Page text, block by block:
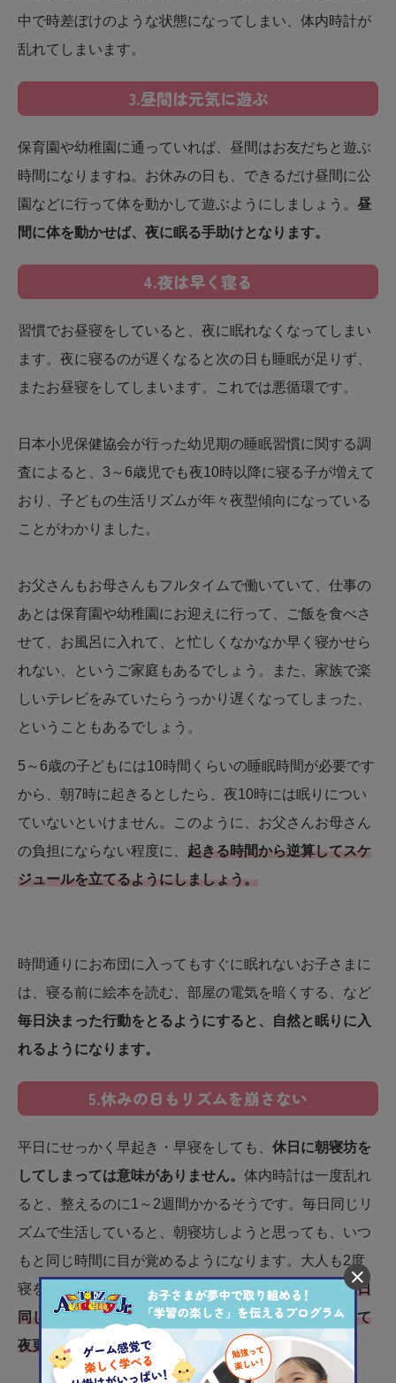
中で時差ぼけのような状態になってしまい、体内時計が
乱れてしまいます。
3.昼間は元気に遊ぶ
保育園や幼稚園に通っていれば、昼間はお友だちと遊ぶ
時間になりますね。お休みの日も、できるだけ昼間に公
園などに行って体を動かして遊ぶようにしましょう。 昼
間に体を動かせば、夜に眠る手助けとなります。
4.夜は早く寝る
習慣でお昼寝をしていると、夜に眠れなくなってしまい
ます。夜に寝るのが遅くなると次の日も睡眠が足りず、
またお昼寝をしてしまいます。これでは悪循環です。
日本小児保健協会が行った幼児期の睡眠習慣に関する調
査によると、3～6歳児でも夜10時以降に寝る子が増えて
おり、子どもの生活リズムが年々夜型傾向になっている
ことがわかりました。
お父さんもお母さんもフルタイムで働いていて、仕事の
あとは保育園や幼稚園にお迎えに行って、ご飯を食べさ
せて、お風呂に入れて、と忙しくなかなか早く寝かせら
れない、というご家庭もあるでしょう。また、家族で楽
しいテレビをみていたらうっかり遅くなってしまった、
ということもあるでしょう。
5～6歳の子どもには10時間くらいの睡眠時間が必要です
から、朝7時に起きるとしたら、夜10時には眠りについ
ていないといけません。このように、お父さんお母さん
の負担にならない程度に、 起きる時間から逆算してスケ
ジュールを立てるようにしましょう。
時間通りにお布団に入ってもすぐに眠れないお子さまに
は、寝る前に絵本を読む、部屋の電気を暗くする、など
毎日決まった行動をとるようにすると、自然と眠りに入
れるようになります。
5.休みの日もリズムを崩さない
平日にせっかく早起き・早寝をしても、 休日に朝寝坊を
してしまっては意味がありません。 体内時計は一度乱れ
ると、整えるのに1～2週間かかるそうです。毎日同じリ
ズムで生活していると、朝寝坊しようと思っても、いつ
もと同じ時間に目が覚めるようになります。大人も2度
寝をして故意にリズムを崩してはいけません。
朝は毎日
同じ時間に起きること、「明日は休みだから」といって
夜更かしをしないことを心掛けましょう。